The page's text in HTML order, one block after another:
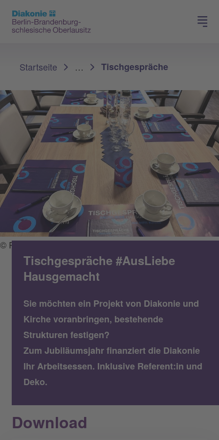
Presse
Startseite
… Tischgespräche
© Regionales Diakonisches Werk Uckermark e.V.
Tischgespräche #AusLiebe
Hausgemacht
Sie möchten ein Projekt von Diakonie und
Kirche voranbringen, bestehende
Strukturen festigen?
Zum Jubiläumsjahr finanziert die Diakonie
Ihr Arbeitsessen. Inklusive Referent:in und
Deko.
Download